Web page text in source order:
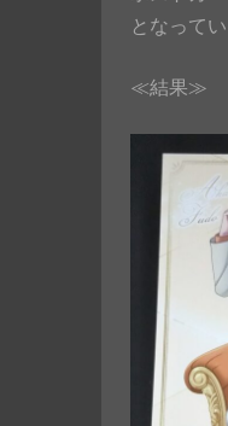
となって
≪結果≫